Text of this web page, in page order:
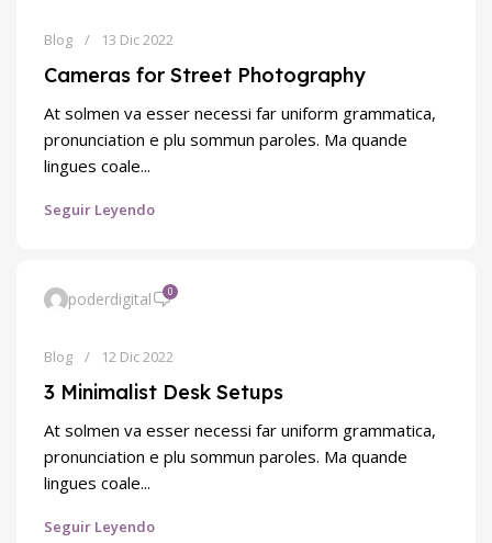
Blog 13 Dic 2022
Cameras for Street Photography
At solmen va esser necessi far uniform grammatica,
pronunciation e plu sommun paroles. Ma quande
lingues coale...
Seguir Leyendo
poderdigital 0
Blog 12 Dic 2022
3 Minimalist Desk Setups
At solmen va esser necessi far uniform grammatica,
pronunciation e plu sommun paroles. Ma quande
lingues coale...
Seguir Leyendo